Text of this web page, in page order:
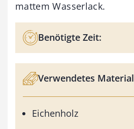
mattem Wasserlack.
Benötigte Zeit:
Verwendetes Material
Eichenholz